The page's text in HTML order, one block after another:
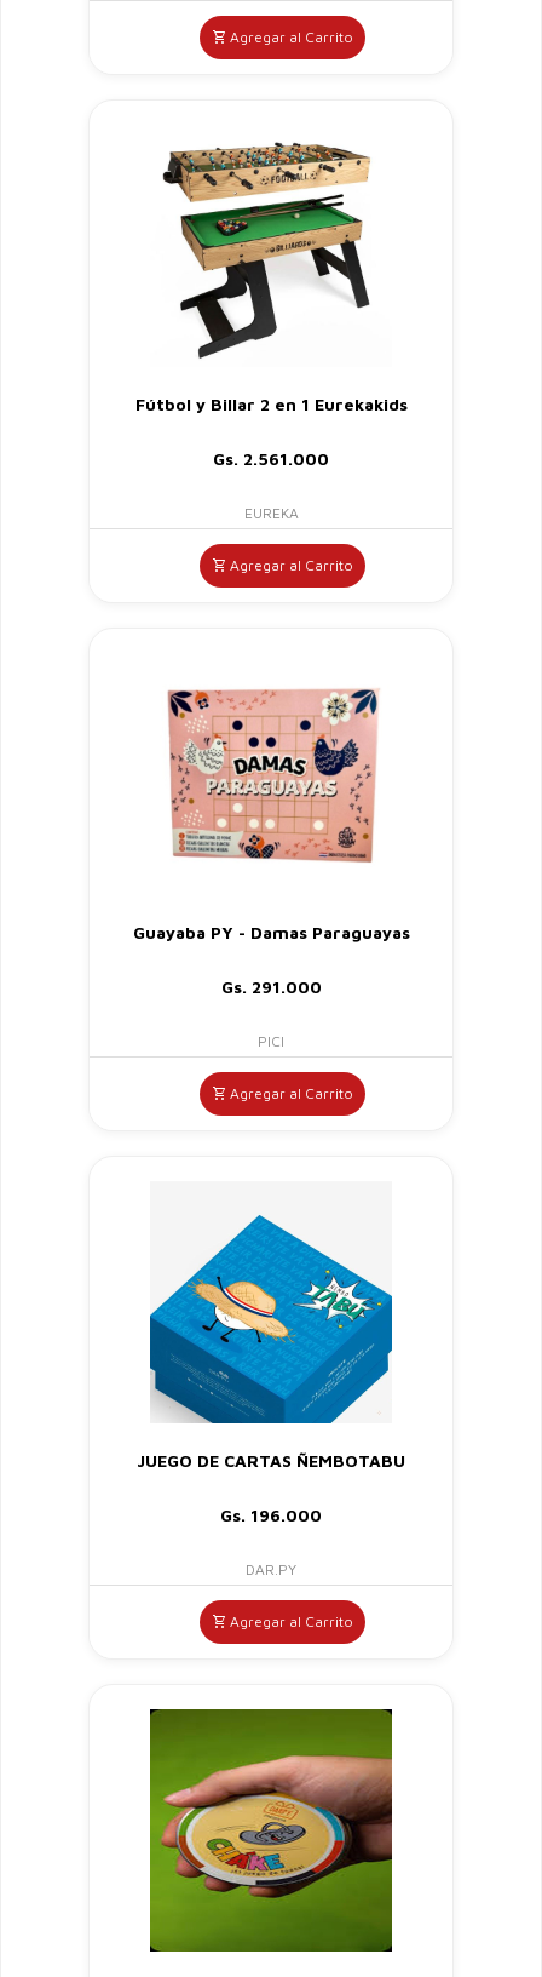
Agregar al Carrito
Fútbol y Billar 2 en 1 Eurekakids
Gs. 2.561.000
EUREKA
Agregar al Carrito
Guayaba PY - Damas Paraguayas
Gs. 291.000
PICI
Agregar al Carrito
JUEGO DE CARTAS ÑEMBOTABU
Gs. 196.000
DAR.PY
Agregar al Carrito